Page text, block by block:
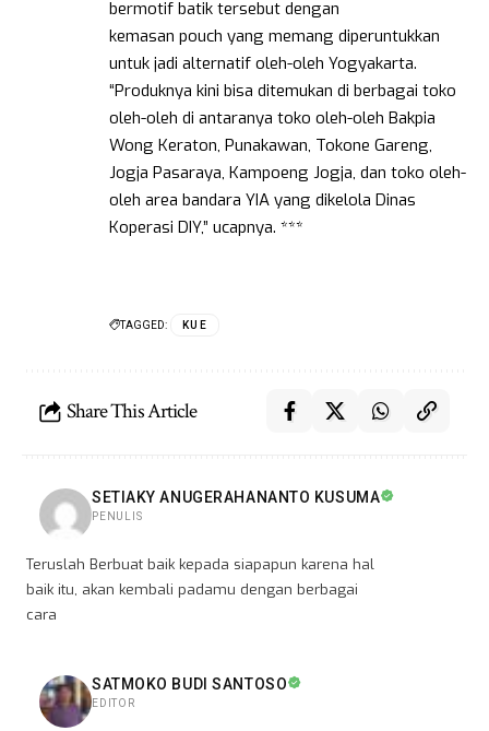
bermotif batik tersebut dengan
kemasan pouch yang memang diperuntukkan
untuk jadi alternatif oleh-oleh Yogyakarta.
“Produknya kini bisa ditemukan di berbagai toko
oleh-oleh di antaranya toko oleh-oleh Bakpia
Wong Keraton, Punakawan, Tokone Gareng,
Jogja Pasaraya, Kampoeng Jogja, dan toko oleh-
oleh area bandara YIA yang dikelola Dinas
Koperasi DIY,” ucapnya. ***
TAGGED: KUE
Share This Article
SETIAKY ANUGERAHANANTO KUSUMA
PENULIS
Teruslah Berbuat baik kepada siapapun karena hal
baik itu, akan kembali padamu dengan berbagai
cara
SATMOKO BUDI SANTOSO
EDITOR